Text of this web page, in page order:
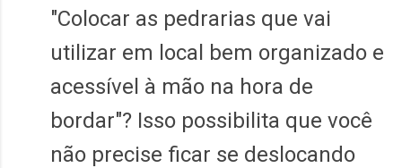
"Colocar as pedrarias que vai
utilizar em local bem organizado e
acessível à mão na hora de
bordar"? Isso possibilita que você
não precise ficar se deslocando